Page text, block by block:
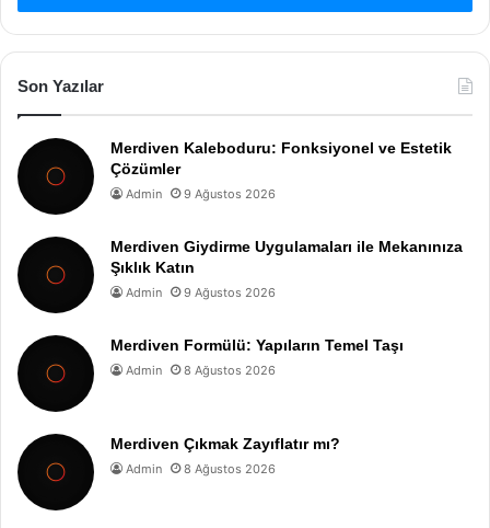
Son Yazılar
Merdiven Kaleboduru: Fonksiyonel ve Estetik
Çözümler
Admin 9 Ağustos 2026
Merdiven Giydirme Uygulamaları ile Mekanınıza
Şıklık Katın
Admin 9 Ağustos 2026
Merdiven Formülü: Yapıların Temel Taşı
Admin 8 Ağustos 2026
Merdiven Çıkmak Zayıflatır mı?
Admin 8 Ağustos 2026